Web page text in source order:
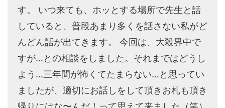
す。 いつ来ても、ホッとする場所で先生と話
していると、普段あまり多くを話さない私がど
んどん話が出てきます。 今回は、大殺界中で
すが…との相談をしました。それまではどうし
よう…三年間が怖くてたまらない…と思ってい
ましたが、適切にお話しをして頂きお札も頂き